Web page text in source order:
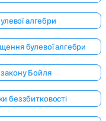
алгебри
булевої алгебри
Бойля
беззбитковості